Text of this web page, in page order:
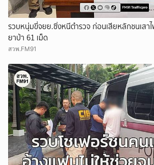
รวบหนุ่มขี่จยย.ซิ่งหนีตำรวจ ก่อนเสียหลักชนเสา
ยาบ้า 61 เม็ด
สวพ.FM91